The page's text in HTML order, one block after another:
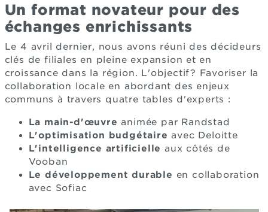
Un format novateur pour des
échanges enrichissants
Le 4 avril dernier, nous avons réuni des décideurs
clés de filiales en pleine expansion et en
croissance dans la région. L'objectif? Favoriser la
collaboration locale en abordant des enjeux
communs à travers quatre tables d'experts :
La main-d'œuvre animée par Randstad
L'optimisation budgétaire avec Deloitte
L'intelligence artificielle aux côtés de
Vooban
Le développement durable en collaboration
avec Sofiac